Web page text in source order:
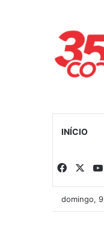
INÍCIO
domingo,